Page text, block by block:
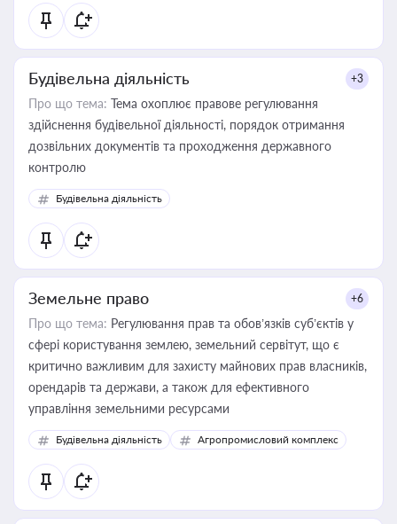
статусу суб'єктів оціночної діяльності
Будівельна діяльність +3
Про що тема: Тема охоплює правове регулювання
здійснення будівельної діяльності, порядок отримання
дозвільних документів та проходження державного
контролю
Будівельна діяльність
Земельне право +6
Про що тема: Регулювання прав та обов’язків суб’єктів у
сфері користування землею, земельний сервітут, що є
критично важливим для захисту майнових прав власників,
орендарів та держави, а також для ефективного
управління земельними ресурсами
Будівельна діяльність Агропромисловий комплекс